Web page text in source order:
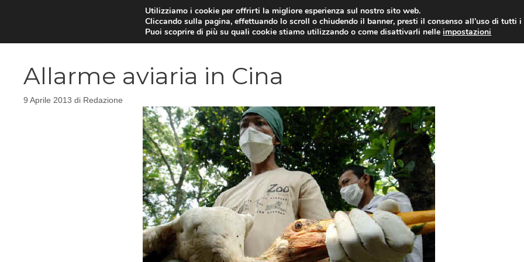
YUAN COIN GOSSIP NEWS DAL
Allarme aviaria in Cina
9 Aprile 2013 di Redazione
Utilizziamo i cookie per offrirti la migliore esperienza sul nostro sito web.
Cliccando sulla pagina, effettuando lo scroll o chiudendo il banner, presti il consenso all’uso di tutti i
Puoi scoprire di più su quali cookie stiamo utilizzando o come disattivarli nelleimpostazioni